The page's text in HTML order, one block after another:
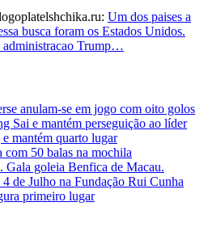
Um dos paises a
busca foram os Estados Unidos.
administracao Trump…
anulam-se em jogo com oito golos
Sai e mantém perseguição ao líder
mantém quarto lugar
com 50 balas na mochila
Gala goleia Benfica de Macau.
de Julho na Fundação Rui Cunha
primeiro lugar